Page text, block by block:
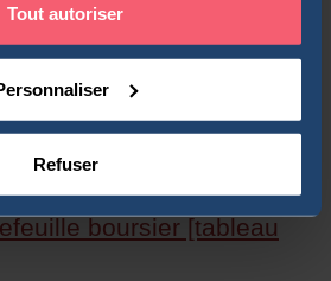
Tout autoriser
Refuser
exploser (ou s’effondrer bien
comparatif entre l’investissement
Pour cela, je vous …Lire la suite
boursier [tableau